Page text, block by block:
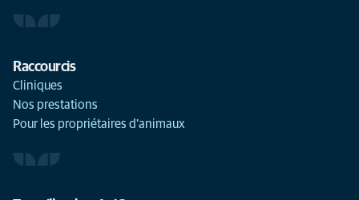
Raccourcis
Cliniques
Nos prestations
Pour les propriétaires d'animaux